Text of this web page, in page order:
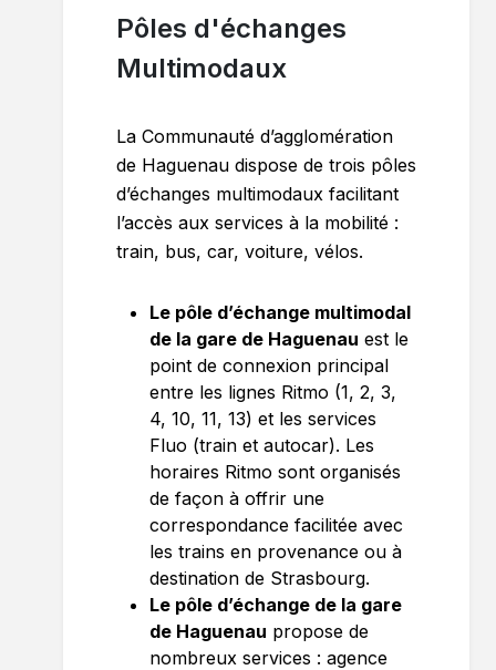
Pôles d'échanges
Multimodaux
La Communauté d’agglomération
de Haguenau dispose de trois pôles
d’échanges multimodaux facilitant
l’accès aux services à la mobilité :
train, bus, car, voiture, vélos.
Le pôle d’échange multimodal
de la gare de Haguenau est le
point de connexion principal
entre les lignes Ritmo (1, 2, 3,
4, 10, 11, 13) et les services
Fluo (train et autocar). Les
horaires Ritmo sont organisés
de façon à offrir une
correspondance facilitée avec
les trains en provenance ou à
destination de Strasbourg.
Le pôle d’échange de la gare
de Haguenau propose de
nombreux services : agence